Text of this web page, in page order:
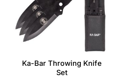
Ka-Bar Throwing Knife
Set